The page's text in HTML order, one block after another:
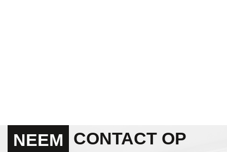
NEEM CONTACT OP